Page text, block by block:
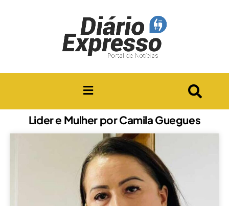
Lider e Mulher por Camila Guegues